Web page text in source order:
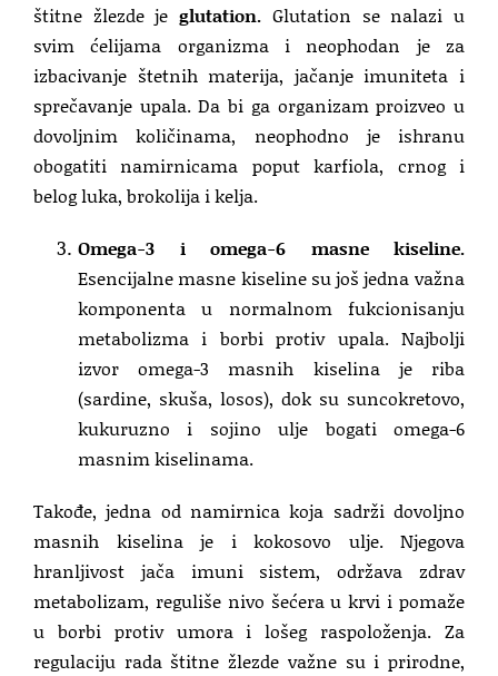
štitne žlezde jeglutation. Glutation se nalazi u
svim ćelijama organizma i neophodan je za
izbacivanje štetnih materija, jačanje imuniteta i
sprečavanje upala. Da bi ga organizam proizveo u
dovoljnim količinama, neophodno je ishranu
obogatiti namirnicama poput karfiola, crnog i
belog luka, brokolija i kelja.
Omega-3 i omega-6 masne kiseline.
Esencijalne masne kiseline su još jedna važna
komponenta u normalnom fukcionisanju
metabolizma i borbi protiv upala. Najbolji
izvor omega-3 masnih kiselina je riba
(sardine, skuša, losos), dok su suncokretovo,
kukuruzno i sojino ulje bogati omega-6
masnim kiselinama.
Takođe, jedna od namirnica koja sadrži dovoljno
masnih kiselina je i kokosovo ulje. Njegova
hranljivost jača imuni sistem, održava zdrav
metabolizam, reguliše nivo šećera u krvi i pomaže
u borbi protiv umora i lošeg raspoloženja. Za
regulaciju rada štitne žlezde važne su i prirodne,